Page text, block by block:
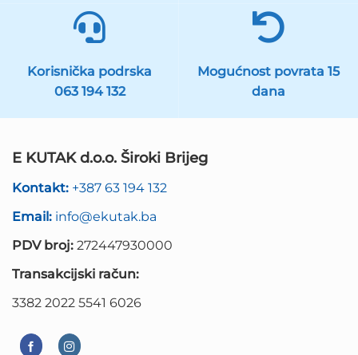
Korisnička podrska
063 194 132
Mogućnost povrata 15
dana
E KUTAK d.o.o. Široki Brijeg
Kontakt: +387 63 194 132
Email: info@ekutak.ba
PDV broj: 272447930000
Transakcijski račun:
3382 2022 5541 6026